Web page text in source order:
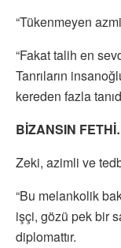
“Tükenmeyen
“Fakat talih en
Tanrıların
kereden fazla
BİZANSIN
Zeki, azimli ve
“Bu melankolik
işçi, gözü pek bir
diplomattır.